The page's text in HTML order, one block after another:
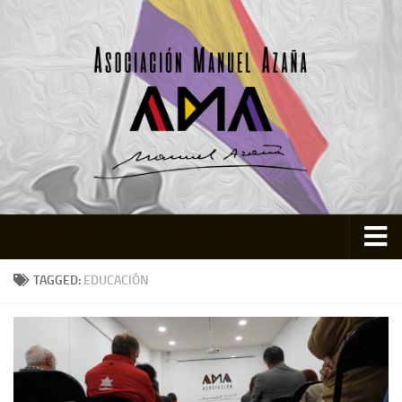
Inicio
Quienes somos
Actividades
TAGGED: EDUCACIÓN